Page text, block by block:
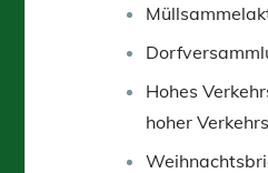
Hohes
hoher